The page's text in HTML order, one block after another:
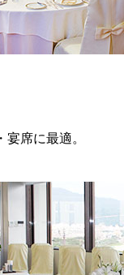
席に最適。